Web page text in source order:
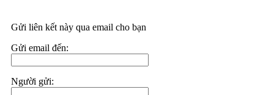
Gửi liên kết này qua email cho bạn
Gửi email đến:
Người gửi: